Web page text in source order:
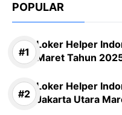
POPULAR
Loker Helper
Maret Tahun
Loker Helper
Jakarta Utara